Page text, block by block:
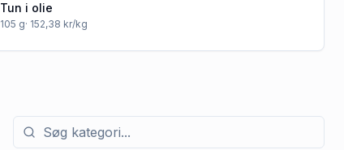
Tun i olie
105 g· 152,38 kr/kg
Søg efter kategori med tilbud